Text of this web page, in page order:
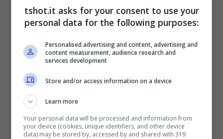
immediata: ecco l’affare
decisivo
calciomercato per regalare nuovi innesti di
qualità all’allenatore bianconero, che sta
facendo lavorare duramente i calciatori a sua
tshot.it asks for your consent to use your
personal data for the following purposes:
Personalised advertising and content, advertising and
content measurement, audience research and
services development
Store and/or access information on a device
Learn more
Your personal data will be processed and information from
your device (cookies, unique identifiers, and other device
data) may be stored by, accessed by and shared with 319